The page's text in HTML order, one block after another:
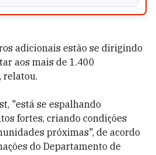
adicionais estão se dirigindo
aos mais de 1.400
relatou.
"está se espalhando
fortes, criando condições
próximas", de acordo
do Departamento de